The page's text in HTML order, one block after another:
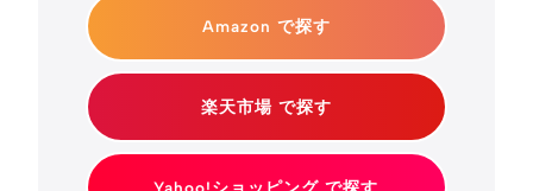
Amazon で探す
楽天市場 で探す
Yahoo!ショッピング で探す